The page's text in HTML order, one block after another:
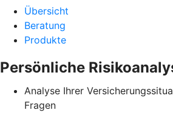
Übersicht
Beratung
Produkte
Persönliche
Analyse Ihrer
Fragen